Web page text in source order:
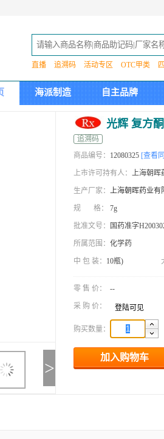
直播 追溯码 活动专区 OTC甲类
海派制造 自主品牌
>
光辉 复方
追溯码
商品编号： 12080325 [查看
上市许可持有人： 上海朝晖
生产厂家： 上海朝晖药业有
规 格： 7g
批准文号： 国药准字
所属范围： 化学药
中 包 装： 10瓶)
零 售 价： --
采 购 价： 登陆可见
购买数量：
加入购物车